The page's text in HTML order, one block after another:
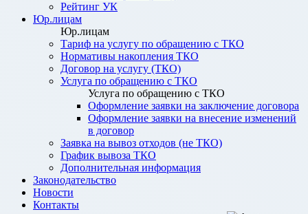
Рейтинг УК
Юр.лицам
Юр.лицам
Тариф на услугу по обращению с ТКО
Нормативы накопления ТКО
Договор на услугу (ТКО)
Услуга по обращению с ТКО
Услуга по обращению с ТКО
Оформление заявки на заключение договора
Оформление заявки на внесение изменений
в договор
Заявка на вывоз отходов (не ТКО)
График вывоза ТКО
Дополнительная информация
Законодательство
Новости
Контакты